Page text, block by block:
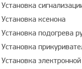
Установка
Установка ксенона
Установка подогрева
Установка
Установка